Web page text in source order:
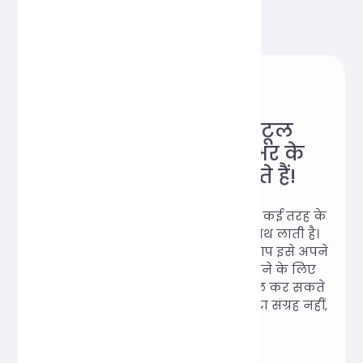
विश्वसनीय ऑनलाइन टूल
वेबसाइट, जिसे दुनिया भर के
उपयोगकर्ता पसंद करते हैं!
Hi, Online Tools एक ऐसी वेबसाइट है जो कई तरह के
व्यावहारिक ऑनलाइन टूल्स को एक साथ लाती है।
डाउनलोड करने की कोई ज़रूरत नहीं है, आप इसे अपने
काम और पढ़ाई की ज़रूरतों को पूरा करने के लिए
कभी भी और कहीं भी ऑनलाइन इस्तेमाल कर सकते
हैं। हम वादा करते हैं: 100% उपयोगकर्ता डेटा संग्रह नहीं,